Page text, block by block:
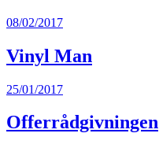
08/02/2017
Vinyl Man
25/01/2017
Offerrådgivningen